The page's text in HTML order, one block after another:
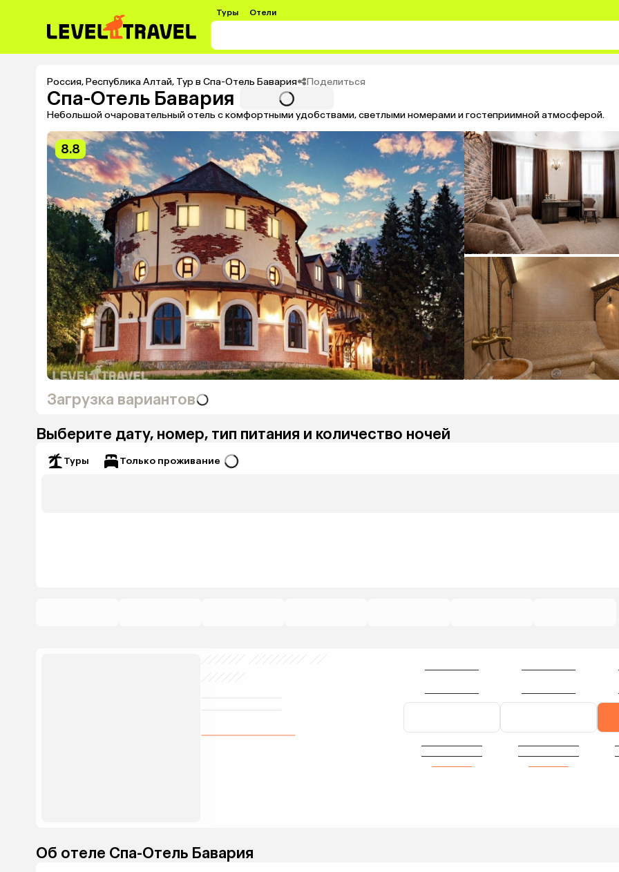
Туры Отели
Россия,Республика Алтай, Тур в Спа-Отель Бавария Поделиться
Спа-Отель Бавария
Небольшой очаровательный отель с комфортными удобствами, светлыми номерами и гостеприимной атмосферой.
8.8
Загрузка вариантов
Выберите дату, номер, тип питания и количество ночей
Туры Только проживание
Об отеле Спа-Отель Бавария